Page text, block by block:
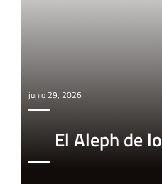
junio 29, 2026
El Aleph de